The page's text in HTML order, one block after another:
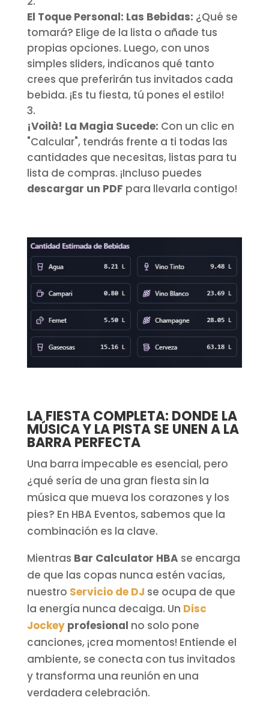
El Toque Personal: Las Bebidas: ¿Qué se
tomará? Elige de la lista o añade tus
propias opciones. Luego, con unos
simples sliders, indícanos qué tanto
crees que preferirán tus invitados cada
bebida. ¡Es tu fiesta, tú pones el estilo!
¡Voilà! La Magia Sucede: Con un clic en
"Calcular", tendrás frente a ti todas las
cantidades que necesitas, listas para tu
lista de compras. ¡Incluso puedes
descargar un PDF para llevarla contigo!
LA FIESTA COMPLETA: DONDE LA
MÚSICA Y LA PISTA SE UNEN A LA
BARRA PERFECTA
Una barra impecable es esencial, pero
¿qué sería de una gran fiesta sin la
música que mueva los corazones y los
pies? En HBA Eventos, sabemos que la
combinación es la clave.
Mientras Bar Calculator HBA se encarga
de que las copas nunca estén vacías,
nuestro Servicio de DJ se ocupa de que
la energía nunca decaiga. Un Disc
Jockeyprofesional no solo pone
canciones, ¡crea momentos! Entiende el
ambiente, se conecta con tus invitados
y transforma una reunión en una
verdadera celebración.